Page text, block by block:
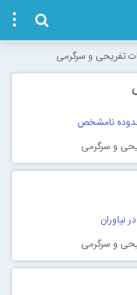
تفریحی و سرگرمی
نامشخص
و سرگرمی
نیاوران
و سرگرمی